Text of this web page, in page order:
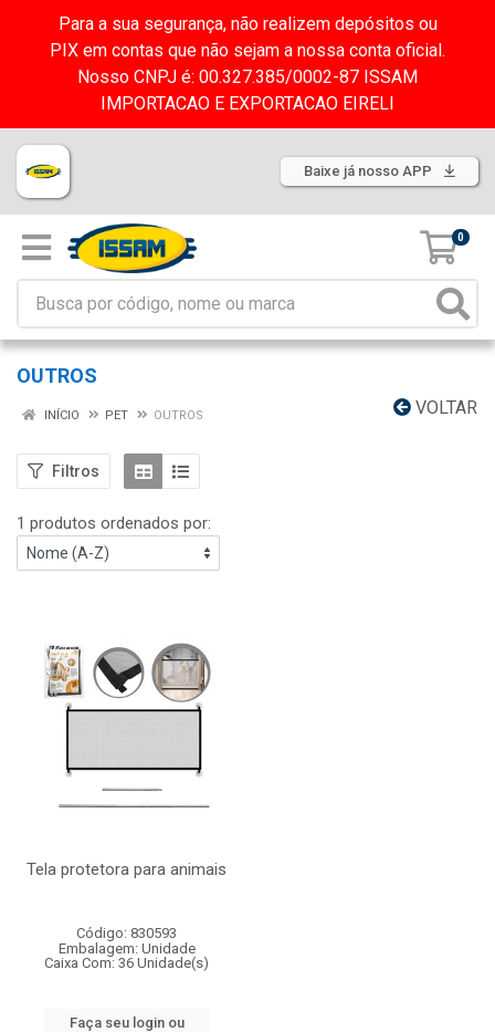
Para a sua segurança, não realizem depósitos ou
PIX em contas que não sejam a nossa conta oficial.
Nosso CNPJ é: 00.327.385/0002-87 ISSAM
IMPORTACAO E EXPORTACAO EIRELI
Baixe já nosso APP
0
OUTROS
VOLTAR
INÍCIO PET OUTROS
Filtros
1 produtos ordenados por:
Tela protetora para animais
Código: 830593
Embalagem: Unidade
Caixa Com: 36 Unidade(s)
Faça seu login ou